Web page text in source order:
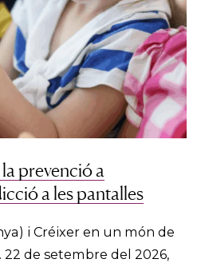
prevenció a
a les pantalles
i Créixer en un món de
de setembre del 2026,